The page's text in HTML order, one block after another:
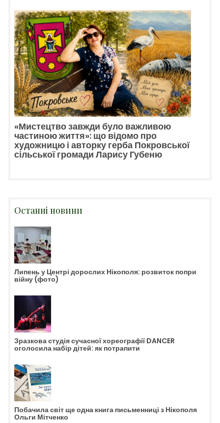
«Мистецтво завжди було важливою
частиною життя»: що відомо про
художницю і авторку герба Покровської
сільської громади Ларису Губеню
Останні новини
Липень у Центрі дорослих Нікополя: розвиток попри
війну (фото)
Зразкова студія сучасної хореографії DANCER
оголосила набір дітей: як потрапити
Побачила світ ще одна книга письменниці з Нікополя
Ольги Мітченко